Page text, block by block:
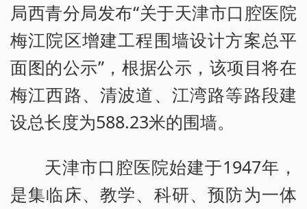
局西青分局发布“关于天津市口腔医院
梅江院区增建工程围墙设计方案总平
面图的公示”，根据公示，该项目将在
梅江西路、清波道、江湾路等路段建
设总长度为588.23米的围墙。
天津市口腔医院始建于1947年，
是集临床、教学、科研、预防为一体